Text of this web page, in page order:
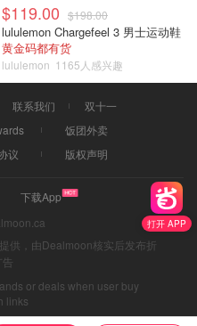
打开 APP
$119.00 $198.00
lululemon Chargefeel 3 男士运动鞋
黄金码都有货
lululemon 1165人感兴趣
联系我们
双十一
饭团外卖
议 版权声明
下载App
供，由Dealmoon核实后发布折
or deals when user buy
links